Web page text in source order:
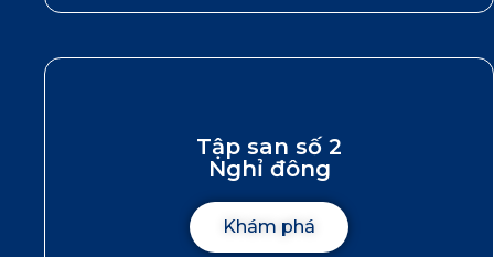
Tập san số 2
Nghỉ đông
Khám phá